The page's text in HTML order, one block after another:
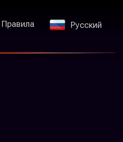
Правила Русский